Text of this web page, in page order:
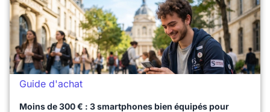
Guide d'achat
Moins de 300 € : 3 smartphones bien équipés pour